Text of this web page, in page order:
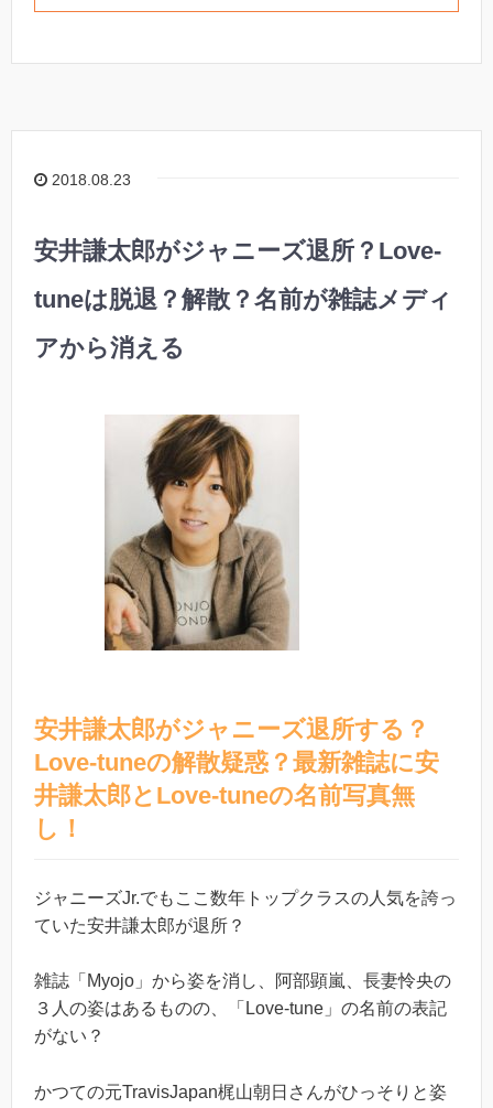
2018.08.23
安井謙太郎がジャニーズ退所？Love-
tuneは脱退？解散？名前が雑誌メディ
アから消える
安井謙太郎がジャニーズ退所する？
Love-tuneの解散疑惑？最新雑誌に安
井謙太郎とLove-tuneの名前写真無
し！
ジャニーズJr.でもここ数年トップクラスの人気を誇っ
ていた安井謙太郎が退所？
雑誌「Myojo」から姿を消し、阿部顕嵐、長妻怜央の
３人の姿はあるものの、「Love-tune」の名前の表記
がない？
かつての元TravisJapan梶山朝日さんがひっそりと姿